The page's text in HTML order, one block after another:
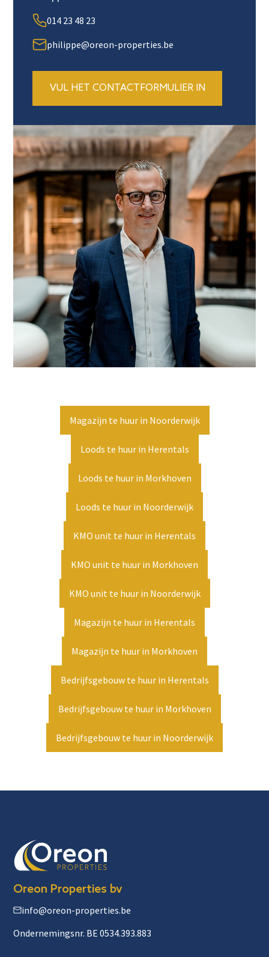
014 23 48 23
philippe@oreon-properties.be
VUL HET CONTACTFORMULIER IN
Magazijn te huur in Noorderwijk
Loods te huur in Herentals
Loods te huur in Morkhoven
Loods te huur in Noorderwijk
KMO unit te huur in Herentals
KMO unit te huur in Morkhoven
KMO unit te huur in Noorderwijk
Magazijn te huur in Herentals
Magazijn te huur in Morkhoven
Bedrijfsgebouw te huur in Herentals
Bedrijfsgebouw te huur in Morkhoven
Bedrijfsgebouw te huur in Noorderwijk
Oreon Properties bv
info@oreon-properties.be
Ondernemingsnr. BE 0534.393.883